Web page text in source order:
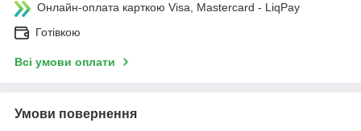
Онлайн-оплата карткою Visa, Mastercard - LiqPay
Готівкою
Всі умови оплати
Умови повернення